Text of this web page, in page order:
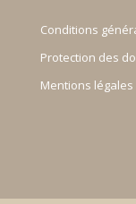
Conditions
Protection des
Mentions légales